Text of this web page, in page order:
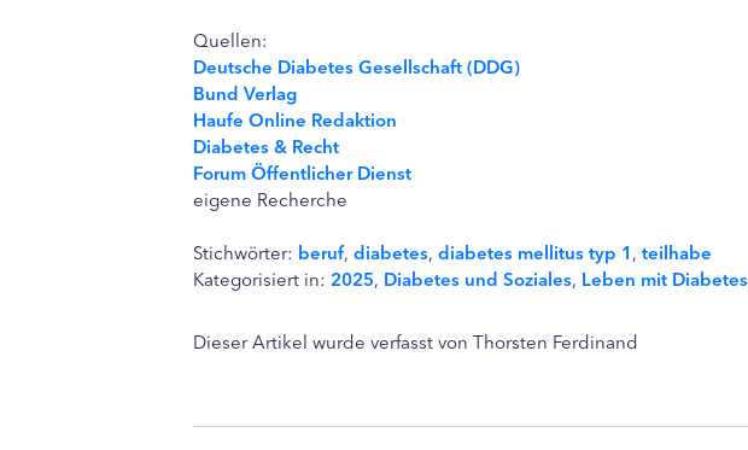
Quellen:
Deutsche Diabetes Gesellschaft (DDG)
Bund Verlag
Haufe Online Redaktion
Diabetes & Recht
Forum Öffentlicher Dienst
eigene Recherche
Stichwörter: beruf, diabetes, diabetes mellitus typ 1, teilhabe
Kategorisiert in: 2025, Diabetes und Soziales, Leben mit Diabetes
Dieser Artikel wurde verfasst von Thorsten Ferdinand